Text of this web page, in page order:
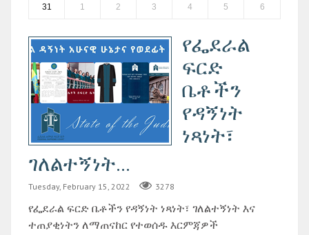
31 1 2 3 4 5 6
የፌደራል
ፍርድ
ቤቶችን
የዳኝነት
ነጻነት፣
ገለልተኝነት...
Tuesday, February 15, 2022 3278
የፌደራል ፍርድ ቤቶችን የዳኝነት ነጻነት፣ ገለልተኝነት እና
ተጠያቂነትን ለማጠናከር የተወሰዱ እርምጃዎች